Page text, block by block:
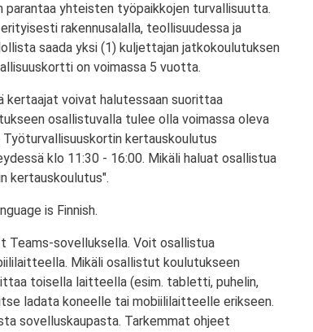
yhteisten työpaikkojen turvallisuutta.
rakennusalalla, teollisuudessa ja
saada yksi (1) kuljettajan jatkokoulutuksen
on voimassa 5 vuotta.
voivat halutessaan suorittaa
osallistuvalla tulee olla voimassa oleva
kertauskoulutus
klo 11:30 - 16:00. Mikäli haluat osallistua
kertauskoulutus".
is Finnish.
Teams-sovelluksella. Voit osallistua
Mikäli osallistut koulutukseen
toisella laitteella (esim. tabletti, puhelin,
ladata koneelle tai mobiililaitteelle erikseen.
sovelluskaupasta. Tarkemmat ohjeet